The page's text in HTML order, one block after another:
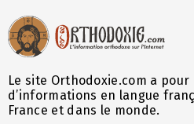
Le site Orthodoxie.com a
d’informations en langue
France et dans le monde.